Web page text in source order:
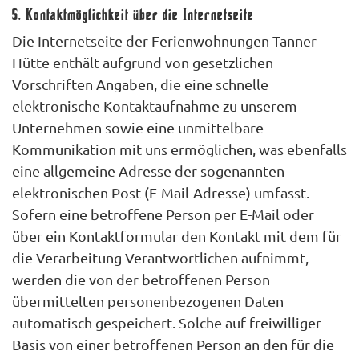
5. Kontaktmöglichkeit über die Internetseite
Die Internetseite der Ferienwohnungen Tanner
Hütte enthält aufgrund von gesetzlichen
Vorschriften Angaben, die eine schnelle
elektronische Kontaktaufnahme zu unserem
Unternehmen sowie eine unmittelbare
Kommunikation mit uns ermöglichen, was ebenfalls
eine allgemeine Adresse der sogenannten
elektronischen Post (E-Mail-Adresse) umfasst.
Sofern eine betroffene Person per E-Mail oder
über ein Kontaktformular den Kontakt mit dem für
die Verarbeitung Verantwortlichen aufnimmt,
werden die von der betroffenen Person
übermittelten personenbezogenen Daten
automatisch gespeichert. Solche auf freiwilliger
Basis von einer betroffenen Person an den für die